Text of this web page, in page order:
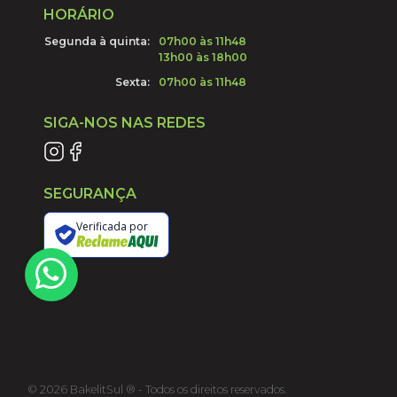
HORÁRIO
Segunda à quinta:
07h00 às 11h48
13h00 às 18h00
Sexta:
07h00 às 11h48
SIGA-NOS NAS REDES
SEGURANÇA
Verificada por
© 2026BakelitSul ® - Todos os direitos reservados.